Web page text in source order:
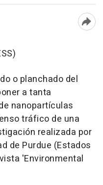
o planchado del
a tanta
nanopartículas
tráfico de una
realizada por
de Purdue (Estados
'Environmental